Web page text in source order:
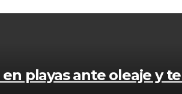
playas ante oleaje y